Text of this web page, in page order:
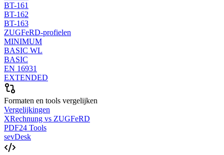
BT-161
BT-162
BT-163
ZUGFeRD-profielen
MINIMUM
BASIC WL
BASIC
EN 16931
EXTENDED
Formaten en tools vergelijken
Vergelijkingen
XRechnung vs ZUGFeRD
PDF24 Tools
sevDesk